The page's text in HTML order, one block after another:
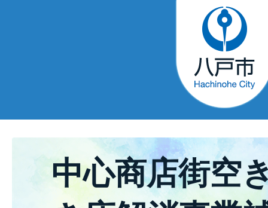
中心商店街空